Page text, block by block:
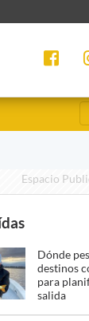
Espacio
Dónde
destinos
para
salida